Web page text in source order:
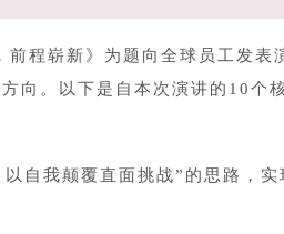
程崭新》为题向全球员工发表
向。以下是自本次演讲的10个
自我颠覆直面挑战”的思路，实